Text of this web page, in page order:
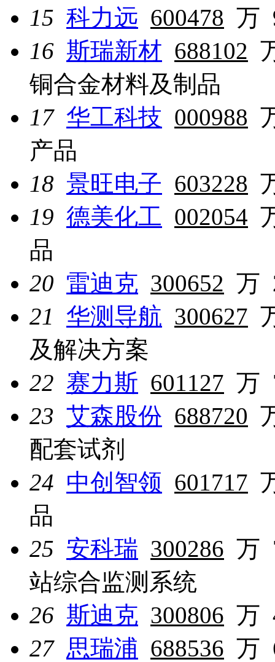
15 科力远 600478 万
16 斯瑞新材 688102
铜合金材料及制品
17 华工科技 000988
产品
18 景旺电子 603228
19 德美化工 002054
品
20 雷迪克 300652 万
21 华测导航 300627
及解决方案
22 赛力斯 601127 万
23 艾森股份 688720
配套试剂
24 中创智领 601717
品
25 安科瑞 300286 万
站综合监测系统
26 斯迪克 300806 万
27 思瑞浦 688536 万